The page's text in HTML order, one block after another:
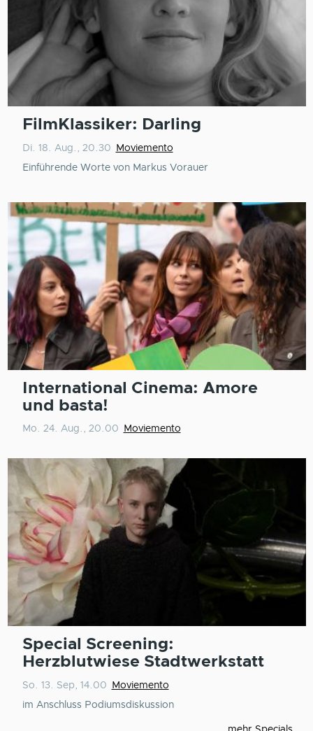
FilmKlassiker: Darling
Di. 18. Aug., 20.30
Moviemento
Einführende Worte von Markus Vorauer
International Cinema: Amore
und basta!
Mo. 24. Aug., 20.00 Moviemento
Special Screening:
Herzblutwiese Stadtwerkstatt
So. 13. Sep, 14.00
Moviemento
im Anschluss Podiumsdiskussion